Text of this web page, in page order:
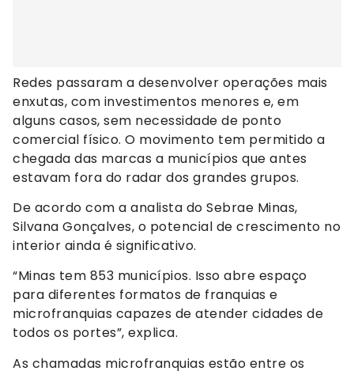
Redes passaram a desenvolver operações mais
enxutas, com investimentos menores e, em
alguns casos, sem necessidade de ponto
comercial físico. O movimento tem permitido a
chegada das marcas a municípios que antes
estavam fora do radar dos grandes grupos.
De acordo com a analista do Sebrae Minas,
Silvana Gonçalves, o potencial de crescimento no
interior ainda é significativo.
“Minas tem 853 municípios. Isso abre espaço
para diferentes formatos de franquias e
microfranquias capazes de atender cidades de
todos os portes”, explica.
As chamadas microfranquias estão entre os